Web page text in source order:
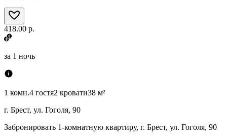
418.00 р.
за 1 ночь
1 комн.4 гостя2 кровати38 м²
г. Брест, ул. Гоголя, 90
Забронировать 1-комнатную квартиру, г. Брест, ул. Гоголя, 90